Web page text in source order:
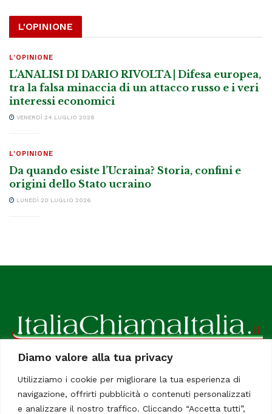
Diamo valore alla tua privacy
Utilizziamo i cookie per migliorare la tua esperienza di
navigazione, offrirti pubblicità o contenuti personalizzati
e analizzare il nostro traffico. Cliccando “Accetta tutti”,
L'OPINIONE
L'OPINIONE
L’ANALISI DI DARIO RIVOLTA | Difesa europea,
tra la falsa minaccia di un attacco russo e i veri
interessi economici
VENERDÌ 24 LUGLIO 2026
L'OPINIONE
Da quando esiste l’Ucraina? Storia, confini e
origini dello Stato ucraino
LUNEDÌ 20 LUGLIO 2026
ItaliaChiamaItalia, il TUO quotidiano online preferito.
Dedicato in particolare a tutti gli italiani residenti all'estero.
Tutti i diritti sono riservati. Quotidiano online indipendente